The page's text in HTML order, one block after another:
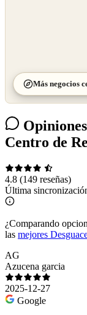
Más negocios
Centro de
4.8 (149 reseñas)
Última
¿Comparando
las mejores
AG
Azucena garcia
2025-12-27
Google